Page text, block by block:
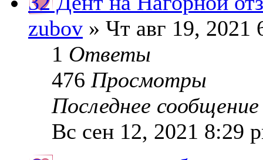
zubov » Чт авг 19, 2021
1 Ответы
476 Просмотры
Последнее
Вс сен 12, 2021 8:29